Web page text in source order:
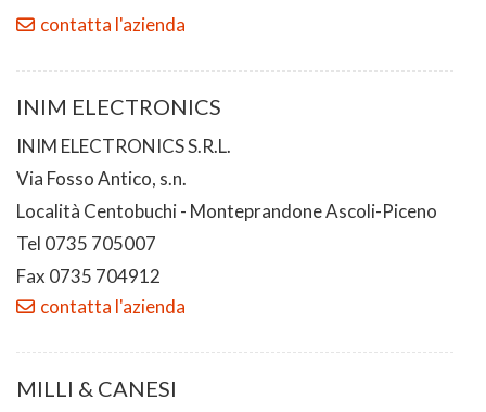
contatta l'azienda
INIM ELECTRONICS
INIM ELECTRONICS S.R.L.
Via Fosso Antico, s.n.
Località Centobuchi - Monteprandone Ascoli-Piceno
Tel 0735 705007
Fax 0735 704912
contatta l'azienda
MILLI & CANESI